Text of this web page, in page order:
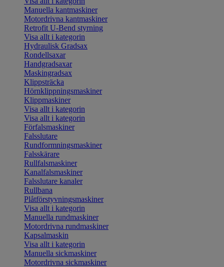
Manuella kantmaskiner
Motordrivna kantmaskiner
Retrofit U-Bend styrning
Visa allt i kategorin
Hydraulisk Gradsax
Rondellsaxar
Handgradsaxar
Maskingradsax
Klippsträcka
Hörnklippningsmaskiner
Klippmaskiner
Visa allt i kategorin
Visa allt i kategorin
Förfalsmaskiner
Falsslutare
Rundformningsmaskiner
Falsskärare
Rullfalsmaskiner
Kanalfalsmaskiner
Falsslutare kanaler
Rullbana
Plåtförstyvningsmaskiner
Visa allt i kategorin
Manuella rundmaskiner
Motordrivna rundmaskiner
Kapsalmaskin
Visa allt i kategorin
Manuella sickmaskiner
Motordrivna sickmaskiner